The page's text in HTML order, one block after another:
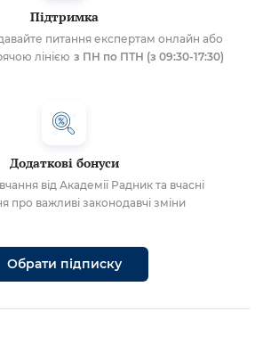
Підтримка
питання експертам онлайн або
лінією з ПН по ПТН (з 09:30-17:30)
Додаткові бонуси
від Академії Радник та вчасні
про важливі законодавчі зміни
Обрати підписку